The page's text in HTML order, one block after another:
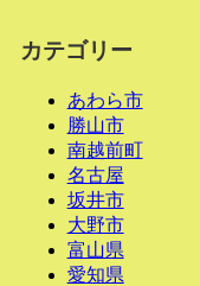
カテゴリー
あわら市
勝山市
南越前町
名古屋
坂井市
大野市
富山県
愛知県